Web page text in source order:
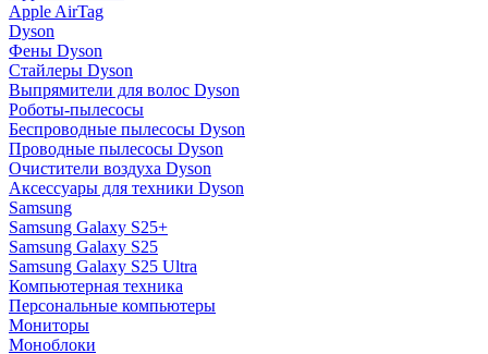
Apple AirTag
Dyson
Фены Dyson
Стайлеры Dyson
Выпрямители для волос Dyson
Роботы-пылесосы
Беспроводные пылесосы Dyson
Проводные пылесосы Dyson
Очистители воздуха Dyson
Аксессуары для техники Dyson
Samsung
Samsung Galaxy S25+
Samsung Galaxy S25
Samsung Galaxy S25 Ultra
Компьютерная техника
Персональные компьютеры
Мониторы
Моноблоки